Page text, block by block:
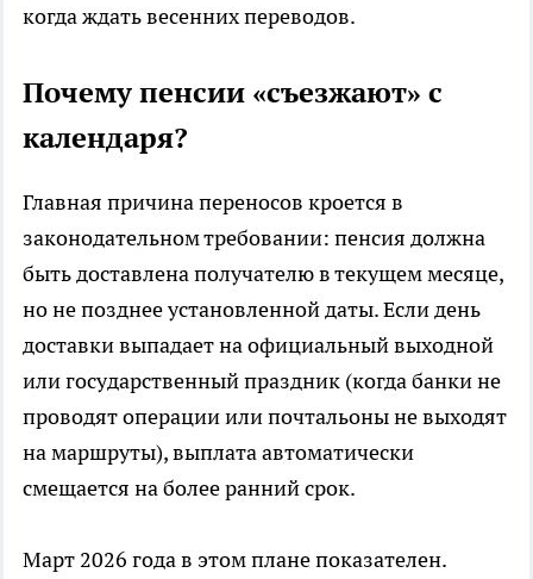
когда ждать весенних переводов.
Почему пенсии «съезжают» с
календаря?
Главная причина переносов кроется в
законодательном требовании: пенсия должна
быть доставлена получателю в текущем месяце,
но не позднее установленной даты. Если день
доставки выпадает на официальный выходной
или государственный праздник (когда банки не
проводят операции или почтальоны не выходят
на маршруты), выплата автоматически
смещается на более ранний срок.
Март 2026 года в этом плане показателен.